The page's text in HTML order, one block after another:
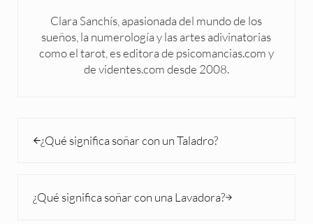
Clara Sanchís, apasionada del mundo de los
sueños, la numerología y las artes adivinatorias
como el tarot, es editora de psicomancias.com y
de videntes.com desde 2008.
¿Qué significa soñar con un Taladro?
¿Qué significa soñar con una Lavadora?